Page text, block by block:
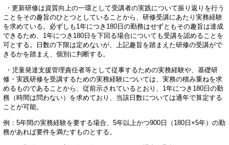
・更新研修は資質向上の一環として受講者の実践について振り返りを行う
ことをその趣旨のひとつとしていることから、研修受講にあたり実務経験
を求めている。必ずしも1年につき180日の勤務はせずともその趣旨は達成
できるため、1年につき180日を下回る場合についても受講を認めることを
可とする。日数の下限は定めないが、上記趣旨を踏まえた研修の受講がで
きるかを踏まえ、個別に判断する。
・児童発達支援管理責任者等として従事するための実務経験や、基礎研
修・実践研修を受講するための実務経験については、実務の積み重ねを求
めるものであることから、従前示されているとおり、1年につき180日の勤
務（時間は問わない）を求めており、当該日数については通年で算定する
ことが可能。
例：5年間の実務経験を要する場合、5年以上かつ900日（180日×5年）の勤
務があれば要件を満たすものとする。